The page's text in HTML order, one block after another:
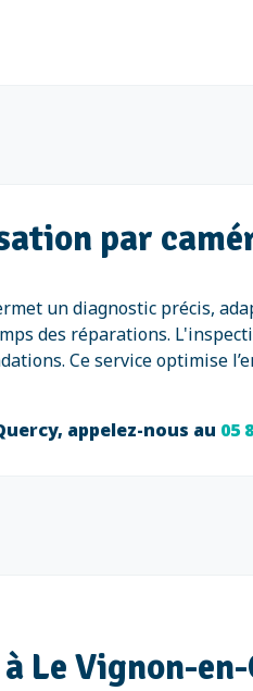
par
un diagnostic précis,
des réparations.
Ce service optimise
appelez-nous au 05
Le Vignon-